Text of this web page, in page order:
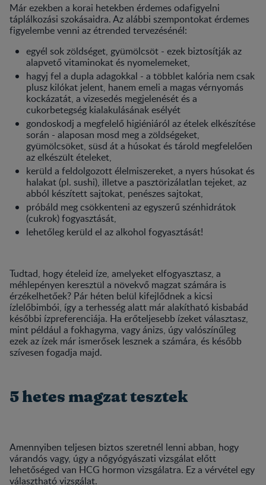
Már ezekben a korai hetekben érdemes odafigyelni
táplálkozási szokásaidra. Az alábbi szempontokat érdemes
figyelembe venni az étrended tervezésénél:
egyél sok zöldséget, gyümölcsöt - ezek biztosítják az
alapvető vitaminokat és nyomelemeket,
hagyj fel a dupla adagokkal - a többlet kalória nem csak
plusz kilókat jelent, hanem emeli a magas vérnyomás
kockázatát, a vizesedés megjelenését és a
cukorbetegség kialakulásának esélyét
gondoskodj a megfelelő higiéniáról az ételek elkészítése
során - alaposan mosd meg a zöldségeket,
gyümölcsöket, süsd át a húsokat és tárold megfelelően
az elkészült ételeket,
kerüld a feldolgozott élelmiszereket, a nyers húsokat és
halakat (pl. sushi), illetve a pasztörizálatlan tejeket, az
abból készített sajtokat, penészes sajtokat,
próbáld meg csökkenteni az egyszerű szénhidrátok
(cukrok) fogyasztását,
lehetőleg kerüld el az alkohol fogyasztását!
Tudtad, hogy ételeid íze, amelyeket elfogyasztasz, a
méhlepényen keresztül a növekvő magzat számára is
érzékelhetőek? Pár héten belül kifejlődnek a kicsi
ízlelőbimbói, így a terhesség alatt már alakítható kisbabád
későbbi ízpreferenciája. Ha erőteljesebb ízeket választasz,
mint például a fokhagyma, vagy ánizs, úgy valószínűleg
ezek az ízek már ismerősek lesznek a számára, és később
szívesen fogadja majd.
5 hetes magzat tesztek
Amennyiben teljesen biztos szeretnél lenni abban, hogy
várandós vagy, úgy a nőgyógyászati vizsgálat előtt
lehetőséged van HCG hormon vizsgálatra. Ez a vérvétel egy
választható vizsgálat.